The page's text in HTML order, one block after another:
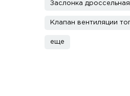
Заслонка дроссельная
еще